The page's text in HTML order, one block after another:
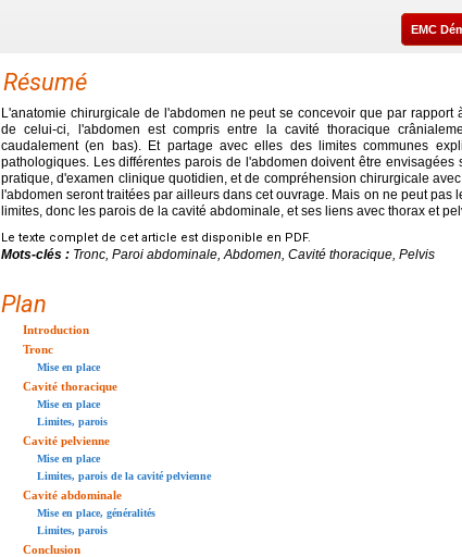
EMC
Résumé
L'anatomie chirurgicale de l'abdomen ne peut se concevoir que par rapport
de celui-ci, l'abdomen est compris entre la cavité thoracique
caudalement (en bas). Et partage avec elles des limites communes
pathologiques. Les différentes parois de l'abdomen doivent être envisagées
pratique, d'examen clinique quotidien, et de compréhension chirurgicale
l'abdomen seront traitées par ailleurs dans cet ouvrage. Mais on ne peut pas
limites, donc les parois de la cavité abdominale, et ses liens avec thorax et
Le texte complet de cet article est disponible en PDF.
Mots-clés : Tronc, Paroi abdominale, Abdomen, Cavité thoracique, Pelvis
Plan
Introduction
Tronc
Mise en place
Cavité thoracique
Mise en place
Limites, parois
Cavité pelvienne
Mise en place
Limites, parois de la cavité pelvienne
Cavité abdominale
Mise en place, généralités
Limites, parois
Conclusion